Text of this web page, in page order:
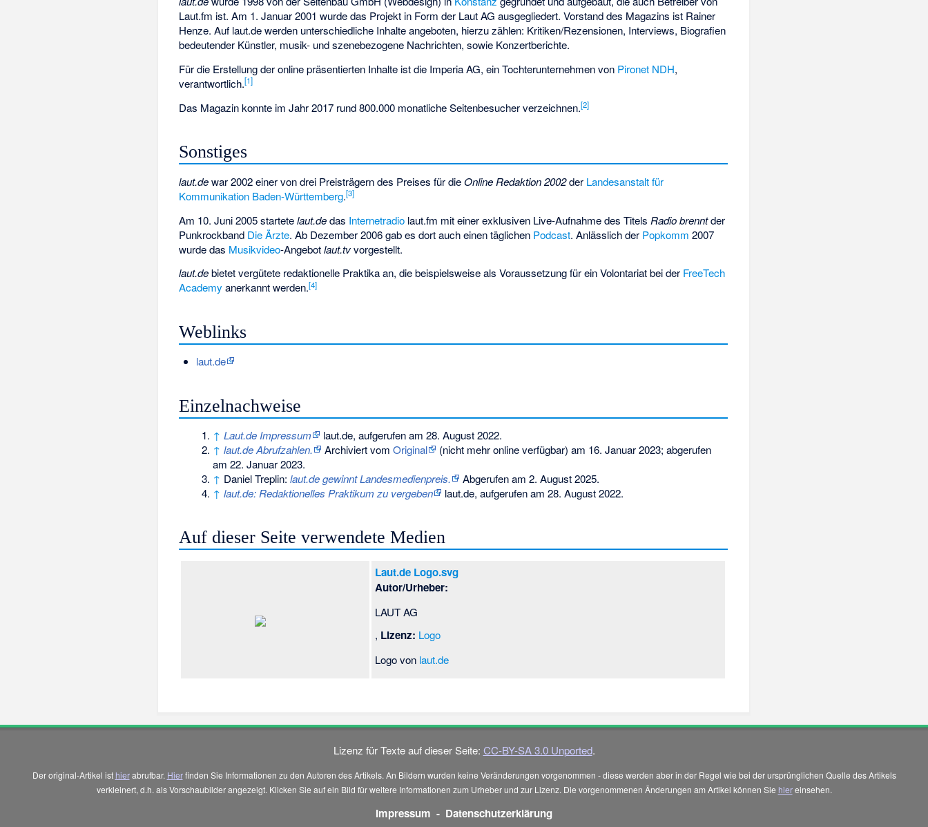
Laut.fm ist. Am 1. Januar 2001 wurde das Projekt in Form der Laut AG ausgegliedert. Vorstand des Magazins ist Rainer
Henze. Auf laut.de werden unterschiedliche Inhalte angeboten, hierzu zählen: Kritiken/Rezensionen, Interviews, Biografien
bedeutender Künstler, musik- und szenebezogene Nachrichten, sowie Konzertberichte.
Für die Erstellung der online präsentierten Inhalte ist die Imperia AG, ein Tochterunternehmen von Pironet NDH,
verantwortlich.[1]
Das Magazin konnte im Jahr 2017 rund 800.000 monatliche Seitenbesucher verzeichnen.[2]
Sonstiges
laut.dewar 2002 einer von drei Preisträgern des Preises für dieOnline Redaktion 2002der Landesanstalt für
Kommunikation Baden-Württemberg.[3]
Am 10. Juni 2005 startetelaut.dedas Internetradio laut.fm mit einer exklusiven Live-Aufnahme des Titels Radio brenntder
Punkrockband Die Ärzte. Ab Dezember 2006 gab es dort auch einen täglichen Podcast. Anlässlich der Popkomm 2007
wurde das Musikvideo-Angebotlaut.tvvorgestellt.
laut.debietet vergütete redaktionelle Praktika an, die beispielsweise als Voraussetzung für ein Volontariat bei der FreeTech
Academy anerkannt werden.[4]
Weblinks
laut.de
Einzelnachweise
↑ Laut.de Impressum
laut.de, aufgerufen am 28. August 2022.
↑ laut.de Abrufzahlen. Archiviert vom Original (nicht mehr online verfügbar) am 16. Januar 2023; abgerufen
am 22. Januar 2023.
↑ Daniel Treplin: laut.de gewinnt Landesmedienpreis. Abgerufen am 2. August 2025.
↑ laut.de: Redaktionelles Praktikum zu vergeben laut.de, aufgerufen am 28. August 2022.
Auf dieser Seite verwendete Medien
Laut.de Logo.svg
Autor/Urheber:
LAUT AG
, Lizenz: Logo
Logo von laut.de
Lizenz für Texte auf dieser Seite: CC-BY-SA 3.0 Unported.
Der original-Artikel ist hierabrufbar. Hierfinden Sie Informationen zu den Autoren des Artikels. An Bildern wurden keine Veränderungen vorgenommen - diese werden aber in der Regel wie bei der ursprünglichen Quelle des Artikels
verkleinert, d.h. als Vorschaubilder angezeigt. Klicken Sie auf ein Bild für weitere Informationen zum Urheber und zur Lizenz. Die vorgenommenen Änderungen am Artikel können Sie hiereinsehen.
Impressum - Datenschutzerklärung